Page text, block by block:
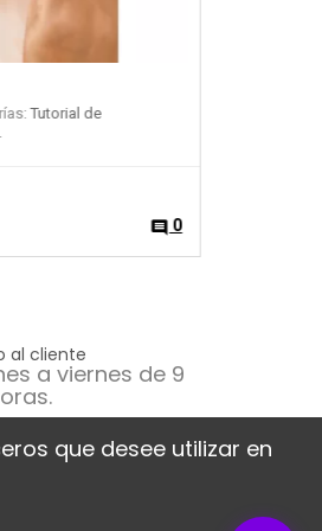
al cliente
a viernes de 9
que desee utilizar en